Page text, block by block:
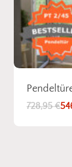
728,95€